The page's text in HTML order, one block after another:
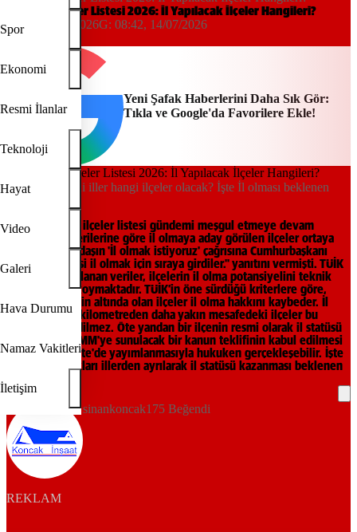
Spor
Ekonomi
Resmi İlanlar
Teknoloji
Hayat
Video
Galeri
Hava Durumu
Namaz Vakitleri
İletişim
İl Olacak İlçeler Listesi 2026: İl Yapılacak İlçeler Hangileri?
08:42, 14/07/2026G: 08:42, 14/07/2026
Yeni Şafak
Yeni Şafak Haberlerini Daha Sık Gör:
Tıkla ve Google'da Favorilere Ekle!
Türkiye'de yeni iller hangi ilçeler olacak? İşte İl olması beklenen
İl olmaya aday ilçeler listesi gündemi meşgul etmeye devam
ediyor. TÜİK verilerine göre il olmaya aday görülen ilçeler ortaya
çıktı. Bir vatandaşın 'İl olmak istiyoruz' çağrısına Cumhurbaşkanı
Erdoğan, "Hepsi il olmak için sıraya girdiler." yanıtını vermişti. TÜİK
tarafından açıklanan veriler, ilçelerin il olma potansiyelini teknik
olarak ortaya koymaktadır. TÜİK’in öne sürdüğü kriterlere göre,
nüfusu 100 binin altında olan ilçeler il olma hakkını kaybeder. İl
merkezine 30 kilometreden daha yakın mesafedeki ilçeler bu
sürece dahil edilmez. Öte yandan bir ilçenin resmi olarak il statüsü
kazanması, TBMM'ye sunulacak bir kanun teklifinin kabul edilmesi
ve Resmi Gazete'de yayımlanmasıyla hukuken gerçekleşebilir. İşte
bağlı bulundukları illerden ayrılarak il statüsü kazanması beklenen
sinankoncak175 Beğendi
REKLAM